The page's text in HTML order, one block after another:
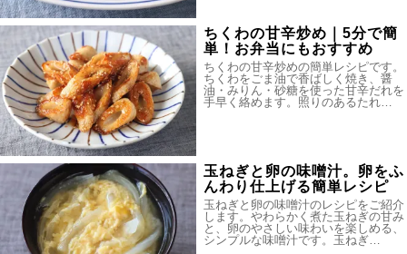
ちくわの甘辛炒め｜5分で簡
単！お弁当にもおすすめ
ちくわの甘辛炒めの簡単レシピです。
ちくわをごま油で香ばしく焼き、醤
油・みりん・砂糖を使った甘辛だれを
手早く絡めます。照りのあるたれ…
玉ねぎと卵の味噌汁。卵をふ
んわり仕上げる簡単レシピ
玉ねぎと卵の味噌汁のレシピをご紹介
します。やわらかく煮た玉ねぎの甘み
と、卵のやさしい味わいを楽しめる、
シンプルな味噌汁です。玉ねぎ…